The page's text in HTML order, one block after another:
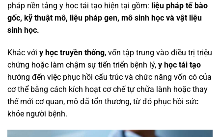
pháp nền tảng y học tái tạo hiện tại gồm: liệu pháp tế bào
gốc, kỹ thuật mô, liệu pháp gen, mô sinh học và vật liệu
sinh học.
Khác với y học truyền thống, vốn tập trung vào điều trị triệu
chứng hoặc làm chậm sự tiến triển bệnh lý, y học tái tạo
hướng đến việc phục hồi cấu trúc và chức năng vốn có của
cơ thể bằng cách kích hoạt cơ chế tự chữa lành hoặc thay
thế mới cơ quan, mô đã tổn thương, từ đó phục hồi sức
khỏe người bệnh.